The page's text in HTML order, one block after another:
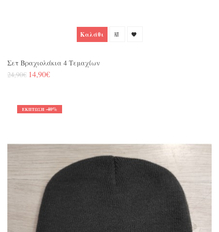
Καλάθι
Σετ Βραχιολάκια 4 Τεμαχίων
24,90€ 14,90€
ΈΚΠΤΩΣΗ -40%